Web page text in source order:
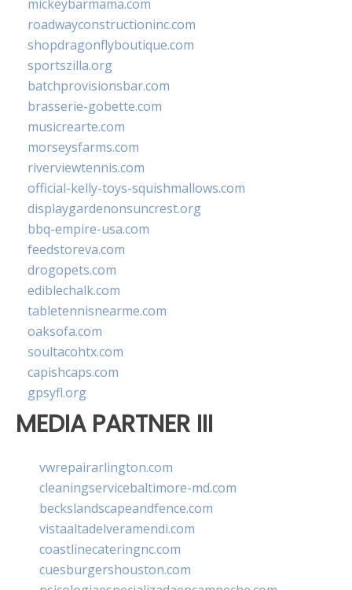
mickeybarmama.com
roadwayconstructioninc.com
shopdragonflyboutique.com
sportszilla.org
batchprovisionsbar.com
brasserie-gobette.com
musicrearte.com
morseysfarms.com
riverviewtennis.com
official-kelly-toys-squishmallows.com
displaygardenonsuncrest.org
bbq-empire-usa.com
feedstoreva.com
drogopets.com
ediblechalk.com
tabletennisnearme.com
oaksofa.com
soultacohtx.com
capishcaps.com
gpsyfl.org
MEDIA PARTNER III
vwrepairarlington.com
cleaningservicebaltimore-md.com
beckslandscapeandfence.com
vistaaltadelveramendi.com
coastlinecateringnc.com
cuesburgershouston.com